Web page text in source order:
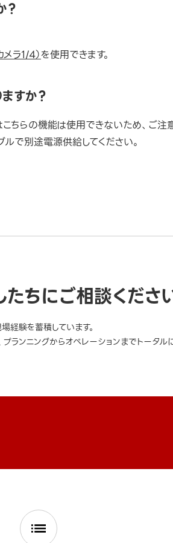
？
ラ1/4）を使用できます。
すか？
ちらの機能は使用できないため、ご注
で別途電源供給してください。
ちにご相談くださ
経験を蓄積しています。
ンニングからオペレーションまでトータル